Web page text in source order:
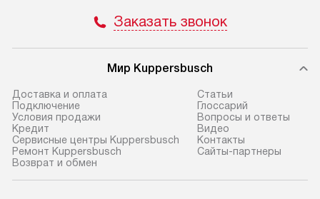
Заказать звонок
Мир Kuppersbusch
Доставка и оплата
Подключение
Условия продажи
Кредит
Сервисные центры Kuppersbusch
Ремонт Kuppersbusch
Возврат и обмен
Cтатьи
Глоссарий
Вопросы и ответы
Видео
Контакты
Сайты-партнеры